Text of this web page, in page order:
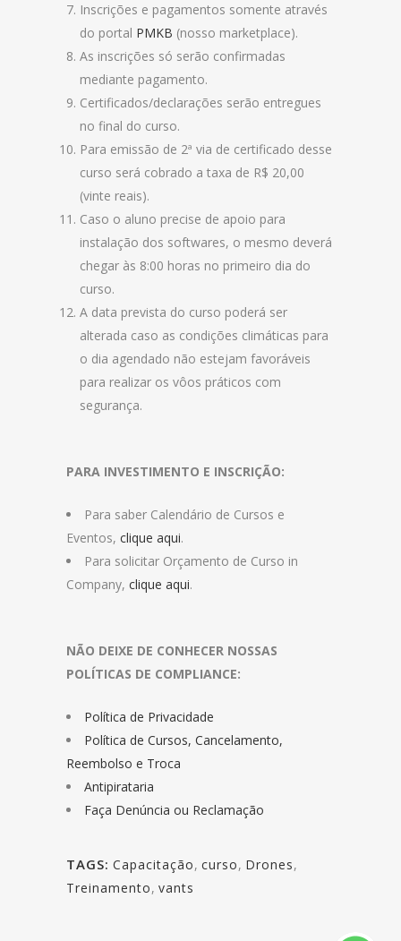
Inscrições e pagamentos somente através
do portal PMKB (nosso marketplace).
As inscrições só serão confirmadas
mediante pagamento.
Certificados/declarações serão entregues
no final do curso.
Para emissão de 2ª via de certificado desse
curso será cobrado a taxa de R$ 20,00
(vinte reais).
Caso o aluno precise de apoio para
instalação dos softwares, o mesmo deverá
chegar às 8:00 horas no primeiro dia do
curso.
A data prevista do curso poderá ser
alterada caso as condições climáticas para
o dia agendado não estejam favoráveis
para realizar os vôos práticos com
segurança.
PARA INVESTIMENTO E INSCRIÇÃO:
Para saber Calendário de Cursos e
Eventos, clique aqui.
Para solicitar Orçamento de Curso in
Company, clique aqui.
NÃO DEIXE DE CONHECER NOSSAS
POLÍTICAS DE COMPLIANCE:
Política de Privacidade
Política de Cursos, Cancelamento,
Reembolso e Troca
Antipirataria
Faça Denúncia ou Reclamação
TAGS: Capacitação, curso, Drones,
Treinamento, vants